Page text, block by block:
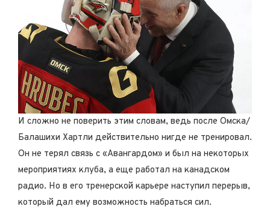
И сложно не поверить этим словам, ведь после Омска/
Балашихи Хартли действительно нигде не тренировал.
Он не терял связь с «Авангардом» и был на некоторых
мероприятиях клуба, а еще работал на канадском
радио. Но в его тренерской карьере наступил перерыв,
который дал ему возможность набраться сил.